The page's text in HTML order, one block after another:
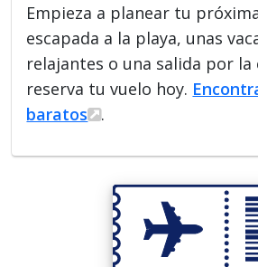
Empieza a planear tu
escapada a la playa, unas
relajantes o una salida por la
reserva tu vuelo hoy.
baratos
.